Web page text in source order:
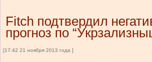
Fitch подтвердил
прогноз по
[17:42 21 ноября 2013 года ]